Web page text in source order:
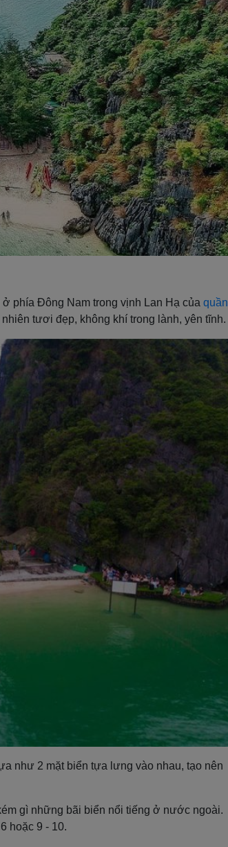
phía Đông Nam trong vịnh Lan Hạ của quần
tươi đẹp, không khí trong lành, yên tĩnh.
như 2 mặt biển tựa lưng vào nhau, tạo nên
gì những bãi biển nổi tiếng ở nước ngoài.
hoặc 9 - 10.